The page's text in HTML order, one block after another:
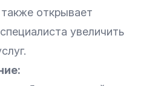
открывает
увеличить